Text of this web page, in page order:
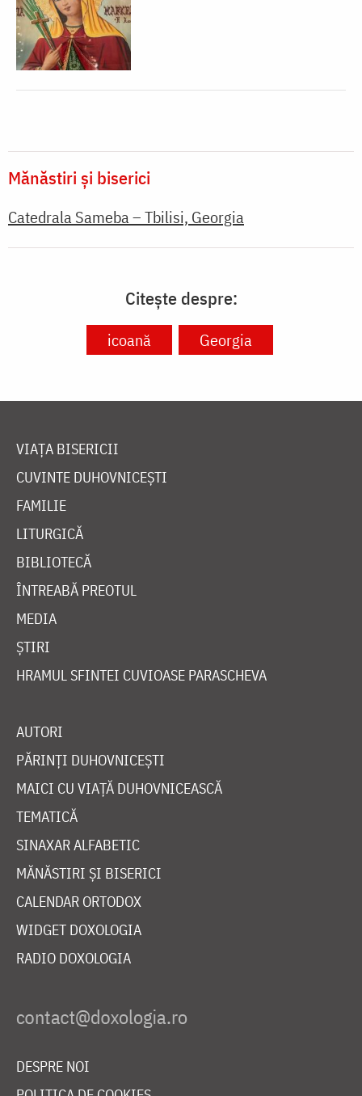
Mănăstiri și biserici
Catedrala Sameba – Tbilisi, Georgia
Citește despre:
icoană Georgia
VIAȚA BISERICII
CUVINTE DUHOVNICEȘTI
FAMILIE
LITURGICĂ
BIBLIOTECĂ
ÎNTREABĂ PREOTUL
MEDIA
ȘTIRI
HRAMUL SFINTEI CUVIOASE PARASCHEVA
AUTORI
PĂRINȚI DUHOVNICEȘTI
MAICI CU VIAȚĂ DUHOVNICEASCĂ
TEMATICĂ
SINAXAR ALFABETIC
MĂNĂSTIRI ȘI BISERICI
CALENDAR ORTODOX
WIDGET DOXOLOGIA
RADIO DOXOLOGIA
DESPRE NOI